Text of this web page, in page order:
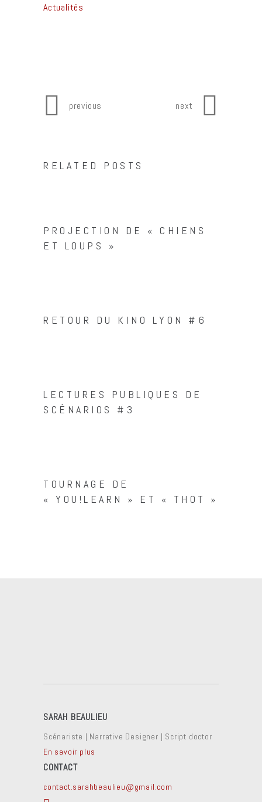
Actualités
previous next
RELATED POSTS
PROJECTION DE « CHIENS
ET LOUPS »
RETOUR DU KINO LYON #6
LECTURES PUBLIQUES DE
SCÉNARIOS #3
TOURNAGE DE
« YOU!LEARN » ET « THOT »
SARAH BEAULIEU
Scénariste | Narrative Designer | Script doctor
En savoir plus
CONTACT
contact.sarahbeaulieu@gmail.com